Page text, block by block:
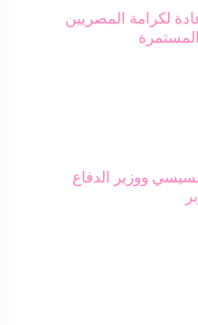
لكرامة المصريين
المستمرة
ووزير الدفاع